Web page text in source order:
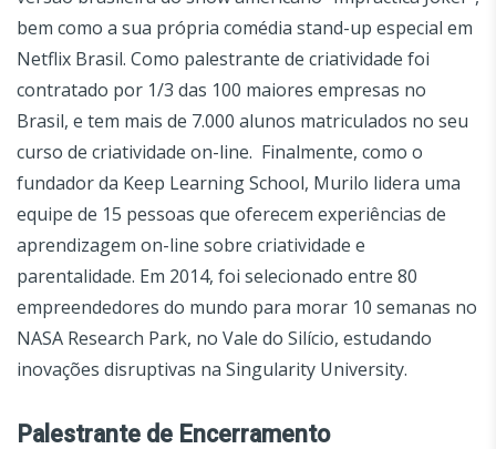
bem como a sua própria comédia stand-up especial em
Netflix Brasil. Como palestrante de criatividade foi
contratado por 1/3 das 100 maiores empresas no
Brasil, e tem mais de 7.000 alunos matriculados no seu
curso de criatividade on-line. Finalmente, como o
fundador da Keep Learning School, Murilo lidera uma
equipe de 15 pessoas que oferecem experiências de
aprendizagem on-line sobre criatividade e
parentalidade. Em 2014, foi selecionado entre 80
empreendedores do mundo para morar 10 semanas no
NASA Research Park, no Vale do Silício, estudando
inovações disruptivas na Singularity University.
Palestrante de Encerramento